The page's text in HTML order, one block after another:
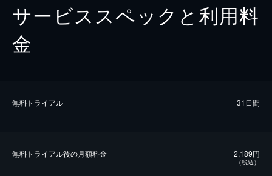
サービススペックと利用料
金
無料トライアル 31日間
無料トライアル後の⽉額料金 2,189円
（税込）